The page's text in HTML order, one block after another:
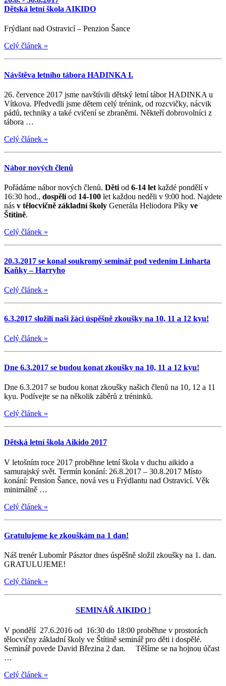
Dětská letní škola AIKIDO
Frýdlant nad Ostravicí – Penzion Šance
Celý článek »
Návštěva letního tábora HADINKA I.
26. července 2017 jsme navštívili dětský letní tábor HADINKA u
Vítkova. Předvedli jsme dětem celý trénink, od rozcvičky, nácvik
pádů, techniky a také cvičení se zbraněmi. Někteří dobrovolníci z
tábora …
Celý článek »
Nábor nových členů
Pořádáme nábor nových členů. Dětiod 6-14 letkaždé pondělí v
16:30 hod., dospělíod 14-100 let každou neděli v 9:00 hod. Najdete
nás v tělocvičně základní školy Generála Heliodora Píky ve
Štítině.
Celý článek »
20.3.2017 se konal soukromý seminář pod vedením Linharta
Kaňky – Harryho
Celý článek »
6.3.2017 složili naši žáci úspěšně zkoušky na 10, 11 a 12 kyu!
Celý článek »
Dne 6.3.2017 se budou konat zkoušky na 10, 11 a 12 kyu!
Dne 6.3.2017 se budou konat zkoušky našich členů na 10, 12 a 11
kyu. Podívejte se na několik záběrů z tréninků.
Celý článek »
Dětská letní škola Aikido 2017
V letošním roce 2017 proběhne letní škola v duchu aikido a
samurajský svět. Termín konání: 26.8.2017 – 30.8.2017 Místo
konání: Pension Šance, nová ves u Frýdlantu nad Ostravicí. Věk
minimálně …
Celý článek »
Gratulujeme ke zkouškám na 1 dan!
Náš trenér Lubomír Pásztor dnes úspěšně složil zkoušky na 1. dan.
GRATULUJEME!
Celý článek »
SEMINÁŘ AIKIDO !
V pondělí 27.6.2016 od 16:30 do 18:00 proběhne v prostorách
tělocvičny základní školy ve Štítině seminář pro děti i dospělé.
Seminář povede David Březina 2 dan. Těšíme se na hojnou účast
…
Celý článek »